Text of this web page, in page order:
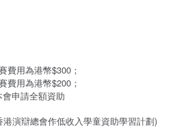
費用為港幣$300；
費用為港幣$200；
申請全額資助
演辯總會作低收入學童資助學習計劃)